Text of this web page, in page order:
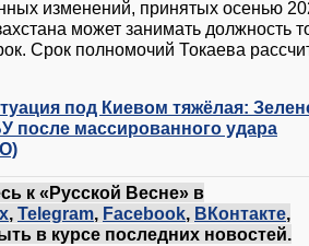
изменений, принятых осенью
может занимать должность
Срок полномочий Токаева
под Киевом тяжёлая:
после массированного удара
к «Русской Весне» в
, Telegram, Facebook, ВКонтакте,
в курсе последних новостей.